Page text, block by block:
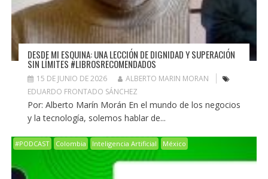
DESDE MI ESQUINA: UNA LECCIÓN DE DIGNIDAD Y SUPERACIÓN
SIN LÍMITES #LIBROSRECOMENDADOS
15 DE JUNIO DE 2026
ALBERTO MARIN MORAN
EDUARDO FRONTADO SÁNCHEZ
Por: Alberto Marín Morán En el mundo de los negocios
y la tecnología, solemos hablar de...
#PODCAST Colombia Inteligencia Artificial México